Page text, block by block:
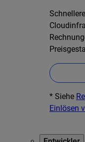
* Siehe
Einlösen